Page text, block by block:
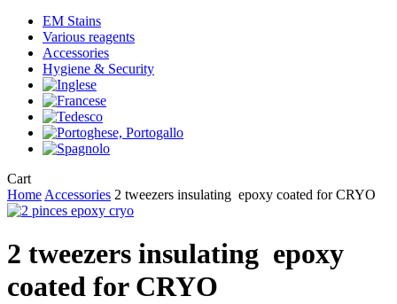
EM Stains
Various reagents
Accessories
Hygiene & Security
CartClose
Cart
Home Accessories 2 tweezers insulating epoxy coated for CRYO
2 tweezers insulating epoxy
coated for CRYO